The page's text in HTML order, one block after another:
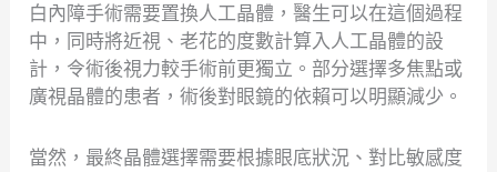
白內障手術需要置換人工晶體，醫生可以在這個過程
中，同時將近視、老花的度數計算入人工晶體的設
計，令術後視力較手術前更獨立。部分選擇多焦點或
廣視晶體的患者，術後對眼鏡的依賴可以明顯減少。
當然，最終晶體選擇需要根據眼底狀況、對比敏感度